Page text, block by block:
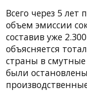
Всего через 5 лет
объем эмиссии
составив уже
объясняется
страны в
были